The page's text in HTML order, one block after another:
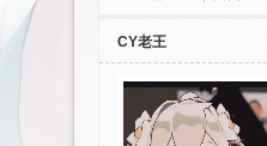
CY老王